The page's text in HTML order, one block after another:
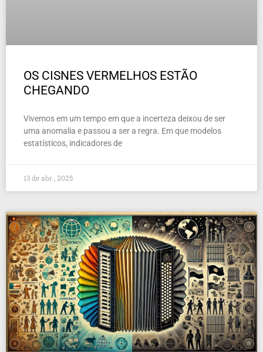
OS CISNES VERMELHOS ESTÃO
CHEGANDO
Vivemos em um tempo em que a incerteza deixou de ser
uma anomalia e passou a ser a regra. Em que modelos
estatísticos, indicadores de
13 de abr , 2025